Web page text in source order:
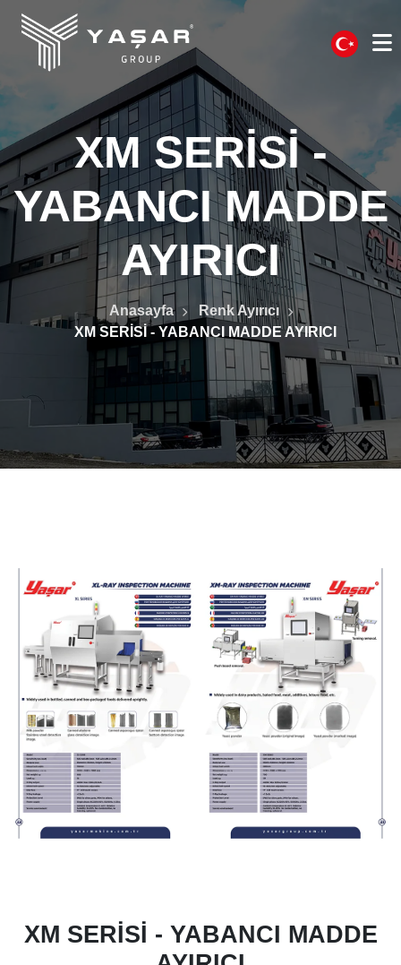
XM SERİSİ -
YABANCI MADDE
AYIRICI
Anasayfa
Renk Ayırıcı
XM SERİSİ - YABANCI MADDE AYIRICI
XM SERİSİ - YABANCI MADDE